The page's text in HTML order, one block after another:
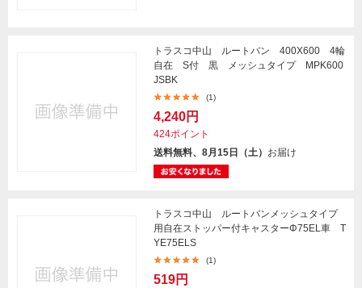
トラスコ中山 ルートバン 400X600 4輪
自在 S付 黒 メッシュタイプ MPK600
JSBK
(1)
4,240円
424ポイント
送料無料、8月15日（土） お届け
トラスコ中山 ルートバンメッシュタイプ
用自在ストッパー付キャスターΦ75EL車 T
YE75ELS
(1)
519円